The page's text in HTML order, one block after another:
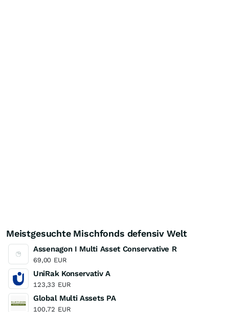
Meistgesuchte Mischfonds defensiv Welt
Assenagon I Multi Asset Conservative R
69,00 EUR
UniRak Konservativ A
123,33 EUR
Global Multi Assets PA
100,72 EUR